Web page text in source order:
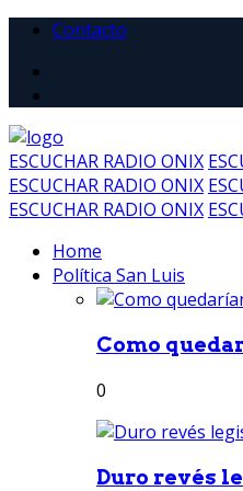
Contacto
ESCUCHAR RADIO ONIX
ESCUCHAR RADIO ONIX
ESCUCHAR RADIO ONIX
Home
Política San Luis
Como
0
Duro revés